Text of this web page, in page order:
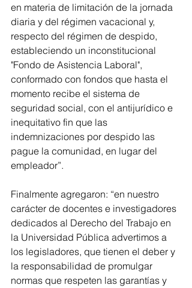
en materia de limitación de la jornada
diaria y del régimen vacacional y,
respecto del régimen de despido,
estableciendo un inconstitucional
"Fondo de Asistencia Laboral",
conformado con fondos que hasta el
momento recibe el sistema de
seguridad social, con el antijurídico e
inequitativo fin que las
indemnizaciones por despido las
pague la comunidad, en lugar del
empleador”.
Finalmente agregaron: “en nuestro
carácter de docentes e investigadores
dedicados al Derecho del Trabajo en
la Universidad Pública advertimos a
los legisladores, que tienen el deber y
la responsabilidad de promulgar
normas que respeten las garantías y